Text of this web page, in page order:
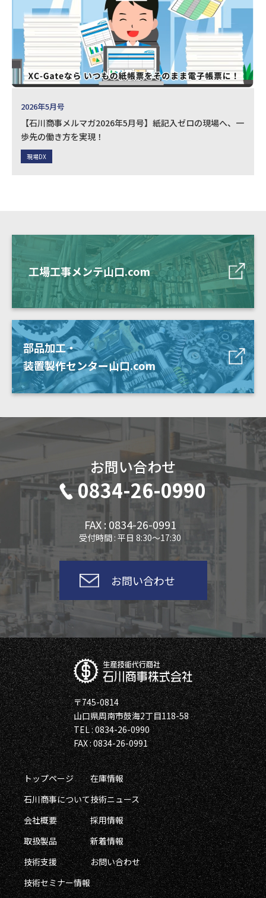
2026年5月号
【石川商事メルマガ2026年5月号】紙記入ゼロの現場へ、一
歩先の働き方を実現！
現場DX
工場工事メンテ山口.com
部品加工・
装置製作センター山口.com
お問い合わせ
0834-26-0990
FAX : 0834-26-0991
受付時間 : 平日 8:30～17:30
お問い合わせ
〒745-0814
山口県周南市鼓海2丁目118-58
TEL : 0834-26-0990
FAX : 0834-26-0991
トップページ
石川商事について
会社概要
取扱製品
技術支援
技術セミナー情報
在庫情報
技術ニュース
採用情報
新着情報
お問い合わせ